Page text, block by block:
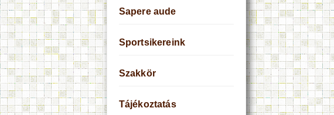
Sapere aude
Sportsikereink
Szakkör
Tájékoztatás